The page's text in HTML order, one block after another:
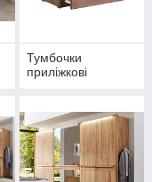
Тумбочки
приліжкові